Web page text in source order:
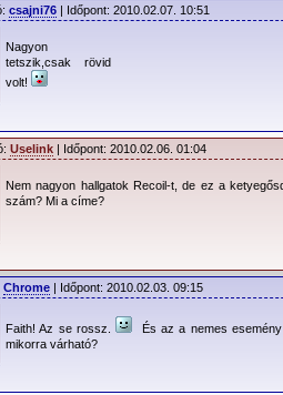
csajni76 | Időpont: 2010.02.07. 10:51
Nagyon
tetszik,csak rövid
volt!
Uselink | Időpont: 2010.02.06. 01:04
Nem nagyon hallgatok Recoil-t, de ez a
szám? Mi a címe?
Chrome | Időpont: 2010.02.03. 09:15
Faith! Az se rossz.
És az a nemes esemény
mikorra várható?